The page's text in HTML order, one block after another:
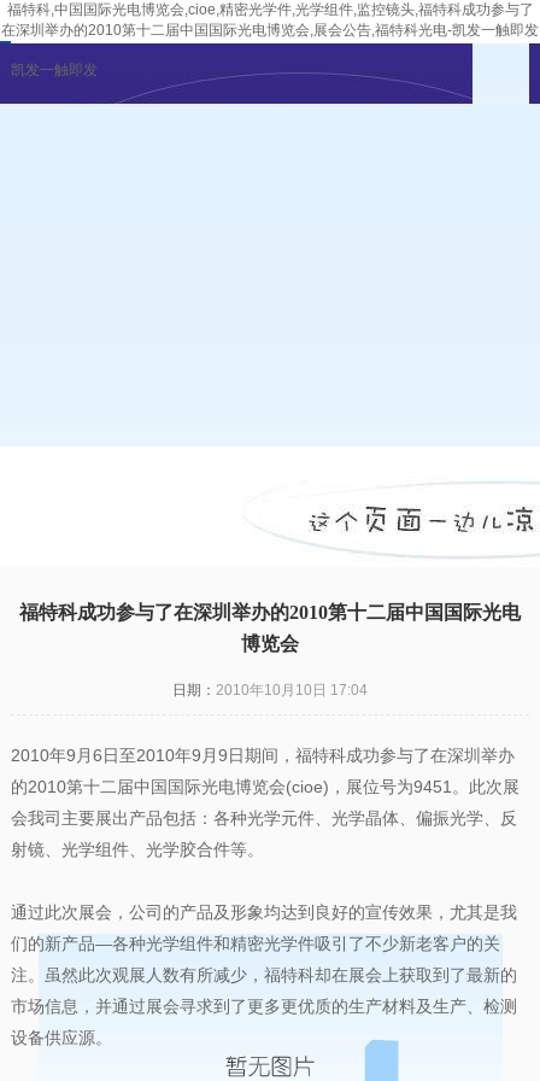
福特科,中国国际光电博览会,cioe,精密光学件,光学组件,监控镜头,福特科成功参与了
在深圳举办的2010第十二届中国国际光电博览会,展会公告,福特科光电-凯发一触即发
凯发一触即发
福特科成功参与了在深圳举办的2010第十二届中国国际光电
博览会
日期： 2010年10月10日 17:04
2010年9月6日至2010年9月9日期间，福特科成功参与了在深圳举办
的2010第十二届中国国际光电博览会(cioe)，展位号为9451。此次展
会我司主要展出产品包括：各种光学元件、光学晶体、偏振光学、反
射镜、光学组件、光学胶合件等。
通过此次展会，公司的产品及形象均达到良好的宣传效果，尤其是我
们的新产品—各种光学组件和精密光学件吸引了不少新老客户的关
注。虽然此次观展人数有所减少，福特科却在展会上获取到了最新的
市场信息，并通过展会寻求到了更多更优质的生产材料及生产、检测
设备供应源。